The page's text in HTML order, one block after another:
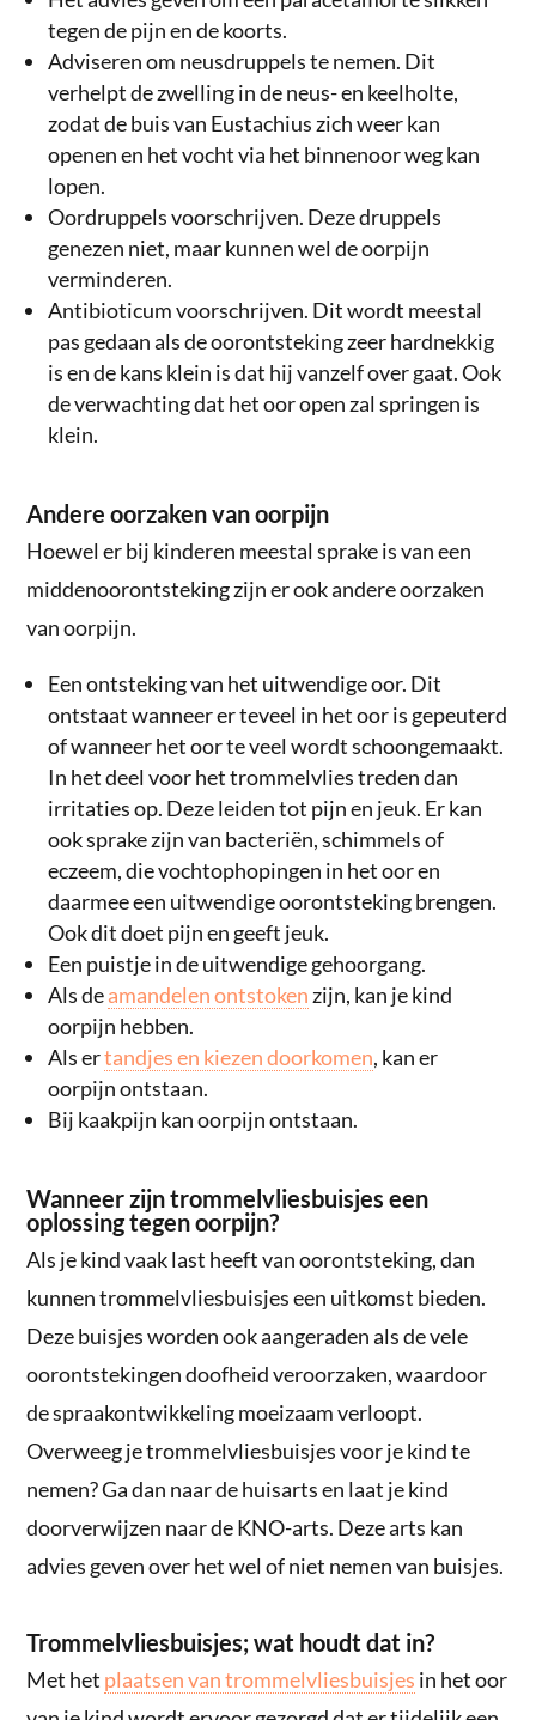
tegen de pijn en de koorts.
Adviseren om neusdruppels te nemen. Dit
verhelpt de zwelling in de neus- en keelholte,
zodat de buis van Eustachius zich weer kan
openen en het vocht via het binnenoor weg kan
lopen.
Oordruppels voorschrijven. Deze druppels
genezen niet, maar kunnen wel de oorpijn
verminderen.
Antibioticum voorschrijven. Dit wordt meestal
pas gedaan als de oorontsteking zeer hardnekkig
is en de kans klein is dat hij vanzelf over gaat. Ook
de verwachting dat het oor open zal springen is
klein.
Andere oorzaken van oorpijn
Hoewel er bij kinderen meestal sprake is van een
middenoorontsteking zijn er ook andere oorzaken
van oorpijn.
Een ontsteking van het uitwendige oor. Dit
ontstaat wanneer er teveel in het oor is gepeuterd
of wanneer het oor te veel wordt schoongemaakt.
In het deel voor het trommelvlies treden dan
irritaties op. Deze leiden tot pijn en jeuk. Er kan
ook sprake zijn van bacteriën, schimmels of
eczeem, die vochtophopingen in het oor en
daarmee een uitwendige oorontsteking brengen.
Ook dit doet pijn en geeft jeuk.
Een puistje in de uitwendige gehoorgang.
Als deamandelen ontstoken zijn, kan je kind
oorpijn hebben.
Als ertandjes en kiezen doorkomen, kan er
oorpijn ontstaan.
Bij kaakpijn kan oorpijn ontstaan.
Wanneer zijn trommelvliesbuisjes een
oplossing tegen oorpijn?
Als je kind vaak last heeft van oorontsteking, dan
kunnen trommelvliesbuisjes een uitkomst bieden.
Deze buisjes worden ook aangeraden als de vele
oorontstekingen doofheid veroorzaken, waardoor
de spraakontwikkeling moeizaam verloopt.
Overweeg je trommelvliesbuisjes voor je kind te
nemen? Ga dan naar de huisarts en laat je kind
doorverwijzen naar de KNO-arts. Deze arts kan
advies geven over het wel of niet nemen van buisjes.
Trommelvliesbuisjes; wat houdt dat in?
Met het plaatsen van trommelvliesbuisjes in het oor